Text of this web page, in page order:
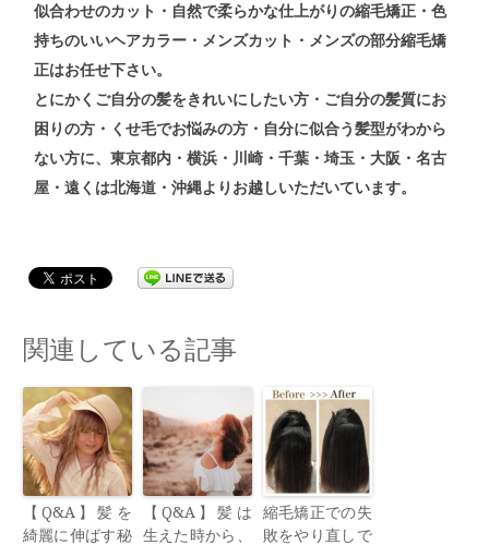
似合わせのカット ・自然で柔らかな仕上がりの縮毛矯正・色
持ちのいいヘアカラー・メンズカット ・メンズの部分縮毛矯
正はお任せ下さい。
とにかくご自分の髪をきれいにしたい方・ご自分の髪質にお
困りの方・くせ毛でお悩みの方・自分に似合う髪型がわから
ない方に、東京都内・横浜・川崎・千葉・埼玉・大阪・名古
屋・遠くは北海道・沖縄よりお越しいただいています。
関連している記事
【Q&A】髪を
綺麗に伸ばす秘
【Q&A】髪は
生えた時から、
縮毛矯正での失
敗をやり直しで